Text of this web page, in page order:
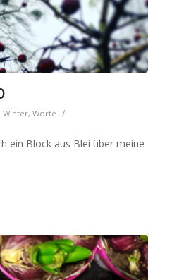
Winter, Worte /
ein Block aus Blei über meine